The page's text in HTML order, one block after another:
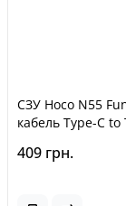
СЗУ Hoco N55
кабель Type-C
409 грн.